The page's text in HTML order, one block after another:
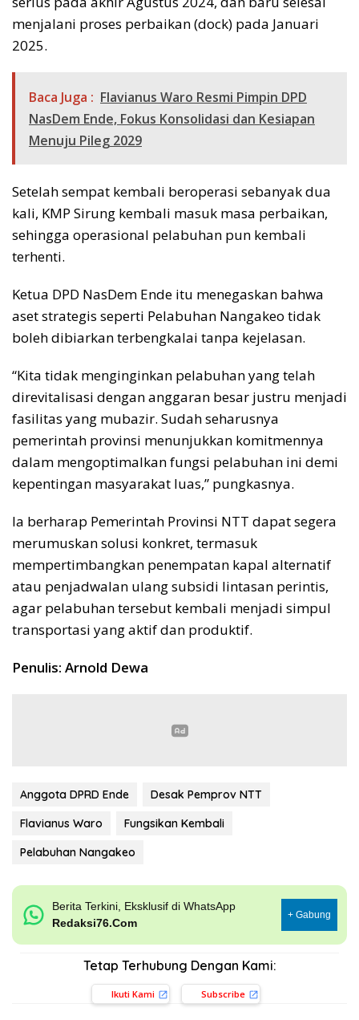
menjalani proses perbaikan (dock) pada Januari
2025.
Baca Juga : Flavianus Waro Resmi Pimpin DPD
NasDem Ende, Fokus Konsolidasi dan Kesiapan
Menuju Pileg 2029
Setelah sempat kembali beroperasi sebanyak dua
kali, KMP Sirung kembali masuk masa perbaikan,
sehingga operasional pelabuhan pun kembali
terhenti.
Ketua DPD NasDem Ende itu menegaskan bahwa
aset strategis seperti Pelabuhan Nangakeo tidak
boleh dibiarkan terbengkalai tanpa kejelasan.
“Kita tidak menginginkan pelabuhan yang telah
direvitalisasi dengan anggaran besar justru menjadi
fasilitas yang mubazir. Sudah seharusnya
pemerintah provinsi menunjukkan komitmennya
dalam mengoptimalkan fungsi pelabuhan ini demi
kepentingan masyarakat luas,” pungkasnya.
Ia berharap Pemerintah Provinsi NTT dapat segera
merumuskan solusi konkret, termasuk
mempertimbangkan penempatan kapal alternatif
atau penjadwalan ulang subsidi lintasan perintis,
agar pelabuhan tersebut kembali menjadi simpul
transportasi yang aktif dan produktif.
Penulis: Arnold Dewa
Anggota DPRD Ende
Desak Pemprov NTT
Flavianus Waro
Fungsikan Kembali
Pelabuhan Nangakeo
Berita Terkini, Eksklusif di WhatsApp
Redaksi76.Com
+ Gabung
Tetap Terhubung Dengan Kami:
Ikuti Kami Subscribe